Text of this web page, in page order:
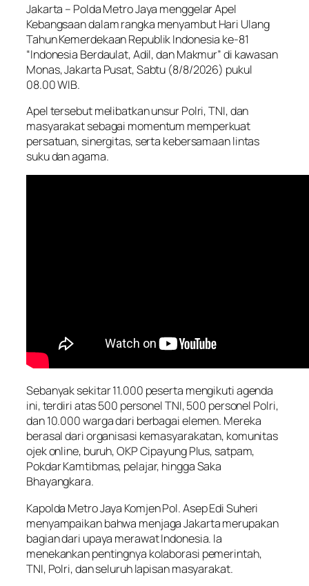
Jakarta – Polda Metro Jaya menggelar Apel
Kebangsaan dalam rangka menyambut Hari Ulang
Tahun Kemerdekaan Republik Indonesia ke-81
“Indonesia Berdaulat, Adil, dan Makmur” di kawasan
Monas, Jakarta Pusat, Sabtu (8/8/2026) pukul
08.00 WIB.
Apel tersebut melibatkan unsur Polri, TNI, dan
masyarakat sebagai momentum memperkuat
persatuan, sinergitas, serta kebersamaan lintas
suku dan agama.
Sebanyak sekitar 11.000 peserta mengikuti agenda
ini, terdiri atas 500 personel TNI, 500 personel Polri,
dan 10.000 warga dari berbagai elemen. Mereka
berasal dari organisasi kemasyarakatan, komunitas
ojek online, buruh, OKP Cipayung Plus, satpam,
Pokdar Kamtibmas, pelajar, hingga Saka
Bhayangkara.
Kapolda Metro Jaya Komjen Pol. Asep Edi Suheri
menyampaikan bahwa menjaga Jakarta merupakan
bagian dari upaya merawat Indonesia. Ia
menekankan pentingnya kolaborasi pemerintah,
TNI, Polri, dan seluruh lapisan masyarakat.